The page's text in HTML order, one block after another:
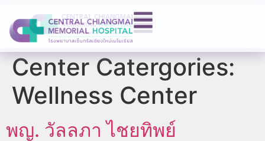
Center Catergories:
Wellness Center
พญ. วัลลภา ไชยทิพย์